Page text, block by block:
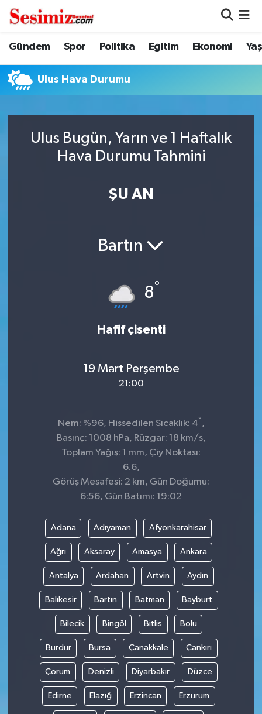
Gündem Spor Politika Eğitim Ekonomi
Ulus Hava Durumu
Ulus Bugün, Yarın ve 1 Haftalık
Hava Durumu Tahmini
ŞU AN
Bartın
8°
Hafif çisenti
19 Mart Perşembe
21:00
Nem: %96, Hissedilen Sıcaklık: 4° ,
Basınç: 1008 hPa, Rüzgar: 18 km/s,
Toplam Yağış: 1 mm, Çiy Noktası:
6.6,
Görüş Mesafesi: 2 km, Gün Doğumu:
6:56, Gün Batımı: 19:02
Adana Adıyaman Afyonkarahisar
Ağrı Aksaray Amasya Ankara
Antalya Ardahan Artvin Aydın
Balıkesir Bartın Batman Bayburt
Bilecik Bingöl Bitlis Bolu
Burdur Bursa Çanakkale Çankırı
Çorum Denizli Diyarbakır Düzce
Edirne Elazığ Erzincan Erzurum
Dünya
Eğitim
Genel
Gündem
Nöbetçi Eczaneler
Hava Durumu
Trafik Durumu
Süper Lig Puan Durumu ve Fikstür